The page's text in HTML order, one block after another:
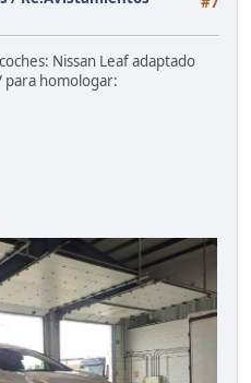
Nissan Leaf adaptado
para homologar: